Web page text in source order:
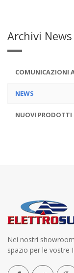
Archivi News
COMUNICAZIONI
NEWS
NUOVI PRODOTTI
Nei nostri
spazio per le vostre